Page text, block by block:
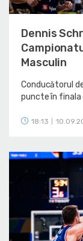
Dennis
Masculin
Conducătorul
puncte în finala
18:13